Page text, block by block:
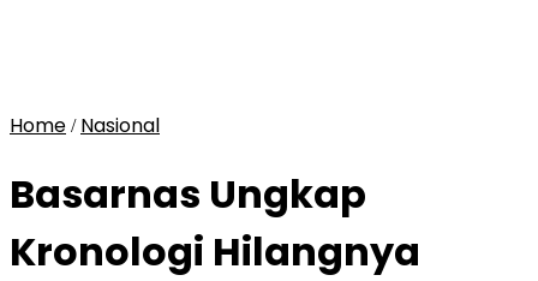
Home / Nasional
Basarnas Ungkap
Kronologi Hilangnya